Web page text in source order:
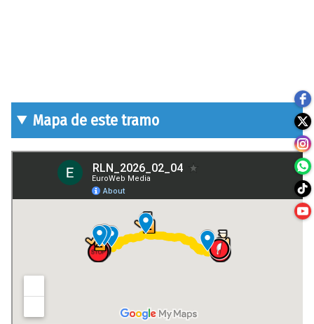
Mapa de este tramo